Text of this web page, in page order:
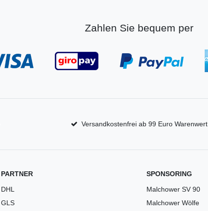
Zahlen Sie bequem per
Versandkostenfrei ab 99 Euro Warenwert
PARTNER
DHL
GLS
SPONSORING
Malchower SV 90
Malchower Wölfe